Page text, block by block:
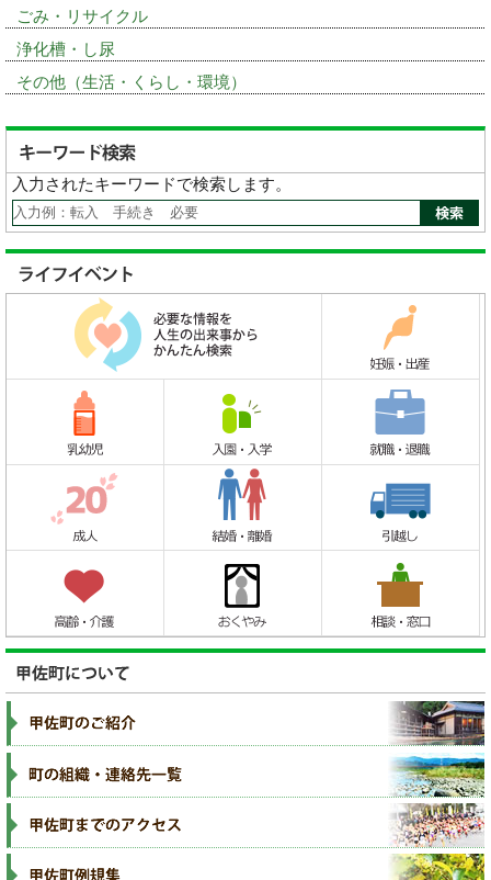
ごみ・リサイクル
浄化槽・し尿
その他（生活・くらし・環境）
入力されたキーワードで検索します。